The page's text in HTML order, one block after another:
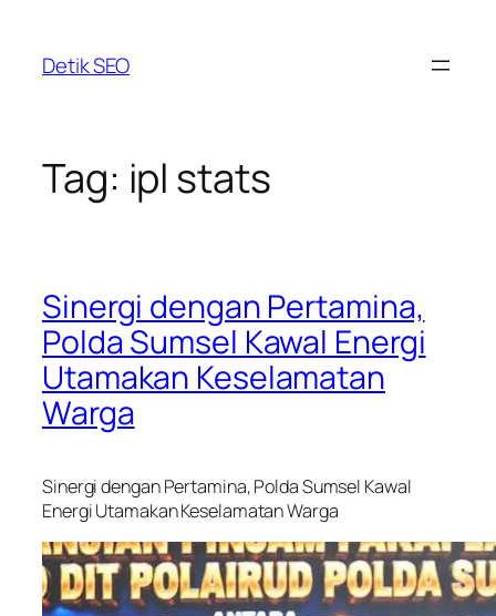
content
Detik SEO
Tag: ipl stats
Sinergi dengan Pertamina,
Polda Sumsel Kawal Energi
Utamakan Keselamatan
Warga
Sinergi dengan Pertamina, Polda Sumsel Kawal
Energi Utamakan Keselamatan Warga